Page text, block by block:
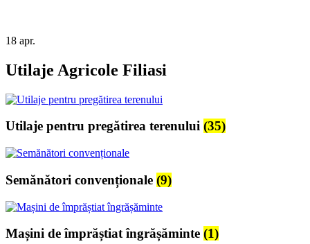
18 apr.
Utilaje Agricole Filiasi
Utilaje pentru pregătirea terenului (35)
Semănători convenționale (9)
Mașini de împrăștiat îngrășăminte (1)